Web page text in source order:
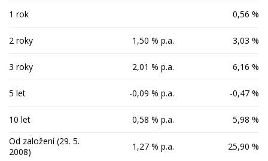
1 rok 0,56 %
2 roky 1,50 % p.a. 3,03 %
3 roky 2,01 % p.a. 6,16 %
5 let -0,09 % p.a. -0,47 %
10 let 0,58 % p.a.
5,98 %
Od založení (29. 5.
2008)
1,27 % p.a. 25,90 %